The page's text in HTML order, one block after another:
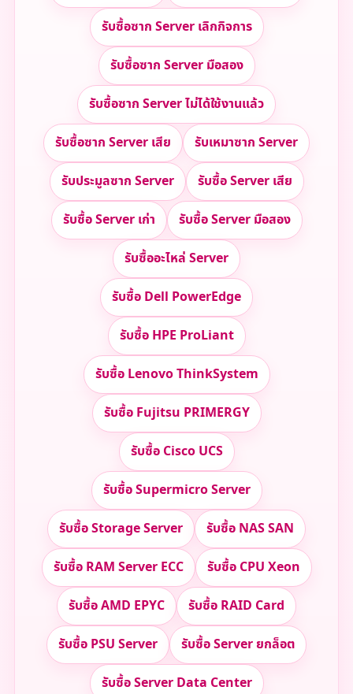
รับซื้อซาก Server เลิกกิจการ
รับซื้อซาก Server มือสอง
รับซื้อซาก Server ไม่ได้ใช้งานแล้ว
รับซื้อซาก Server เสีย รับเหมาซาก Server
รับประมูลซาก Server รับซื้อ Server เสีย
รับซื้อ Server เก่า รับซื้อ Server มือสอง
รับซื้ออะไหล่ Server
รับซื้อ Dell PowerEdge
รับซื้อ HPE ProLiant
รับซื้อ Lenovo ThinkSystem
รับซื้อ Fujitsu PRIMERGY
รับซื้อ Cisco UCS
รับซื้อ Supermicro Server
รับซื้อ Storage Server รับซื้อ NAS SAN
รับซื้อ RAM Server ECC รับซื้อ CPU Xeon
รับซื้อ AMD EPYC รับซื้อ RAID Card
รับซื้อ PSU Server รับซื้อ Server ยกล็อต
รับซื้อ Server Data Center